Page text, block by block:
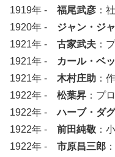
1919年 - 福尾武彦 ：
1920年 - ジャン・ジ
1921年 - 古家武夫 ：
1921年 - カール・ベ
1921年 - 木村庄助 ：
1922年 - 松葉昇 ：プ
1922年 -ハーブ・ダ
1922年 - 前田純敬 ：
1922年 - 市原昌三郎